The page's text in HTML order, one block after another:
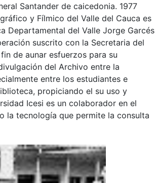
Santander de caicedonia. 1977
y Fílmico del Valle del Cauca es
Departamental del Valle Jorge Garcés
suscrito con la Secretaria del
de aunar esfuerzos para su
del Archivo entre la
entre los estudiantes e
propiciando el su uso y
Icesi es un colaborador en el
la tecnología que permite la consulta